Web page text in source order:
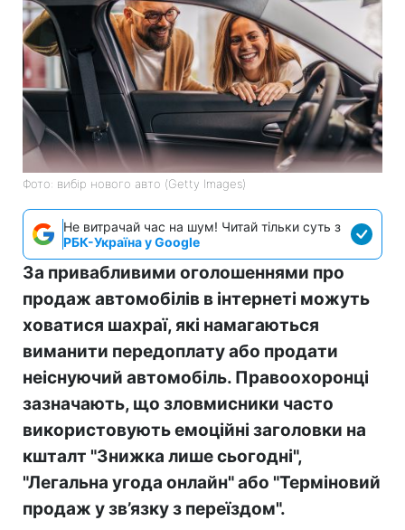
Фото: вибір нового авто (Getty Images)
Не витрачай час на шум! Читай тільки суть з
РБК-Україна у Google
За привабливими оголошеннями про
продаж автомобілів в інтернеті можуть
ховатися шахраї, які намагаються
виманити передоплату або продати
неіснуючий автомобіль. Правоохоронці
зазначають, що зловмисники часто
використовують емоційні заголовки на
кшталт "Знижка лише сьогодні",
"Легальна угода онлайн" або "Терміновий
продаж у зв’язку з переїздом".